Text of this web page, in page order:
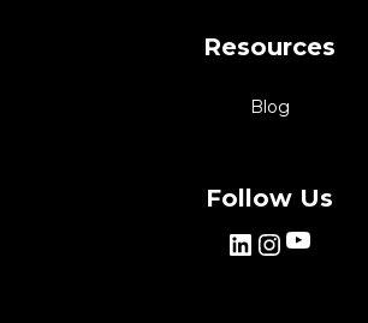
Resources
Blog
Follow Us
LinkedIn InstagramYouTube